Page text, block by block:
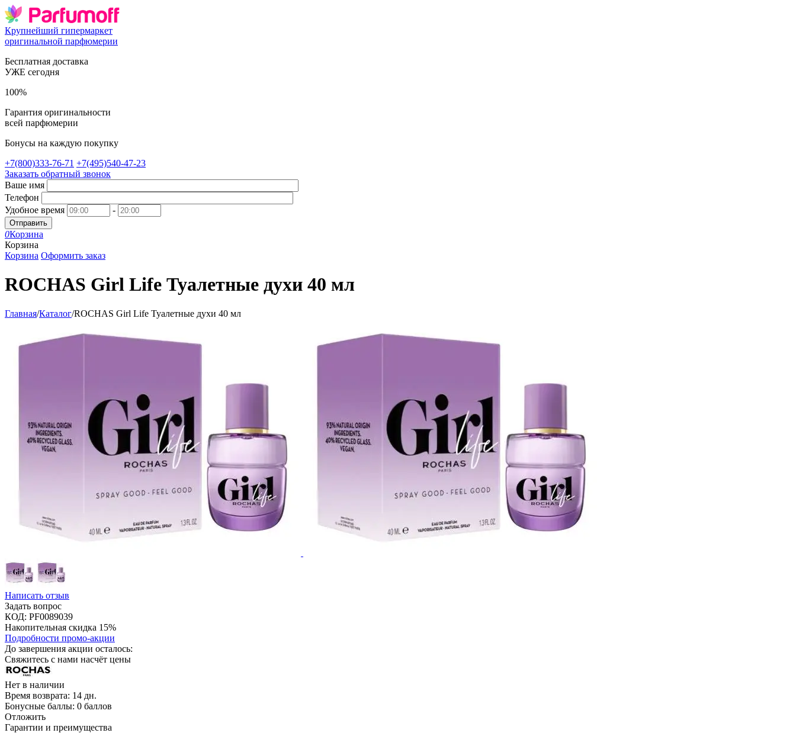
Крупнейший гипермаркет
оригинальной парфюмерии
Бесплатная доставка
УЖЕ сегодня
100%
Гарантия оригинальности
всей парфюмерии
Бонусы на каждую покупку
+7(800)333-76-71 +7(495)540-47-23
Заказать обратный звонок
Ваше имя
Телефон
Удобное время
-
Отправить
0Корзина
Корзина
Корзина Оформить заказ
ROCHAS Girl Life Туалетные духи 40 мл
Главная/Каталог/ROCHAS Girl Life Туалетные духи 40 мл
Написать отзыв
Задать вопрос
КОД: PF0089039
Накопительная скидка 15%
Подробности промо-акции
До завершения акции осталось:
Свяжитесь с нами насчёт цены
Нет в наличии
Время возврата: 14 дн.
Бонусные баллы: 0 баллов
Отложить
Гарантии и преимущества